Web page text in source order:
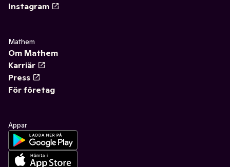
Instagram
Mathem
Om Mathem
Karriär
Press
För företag
Appar